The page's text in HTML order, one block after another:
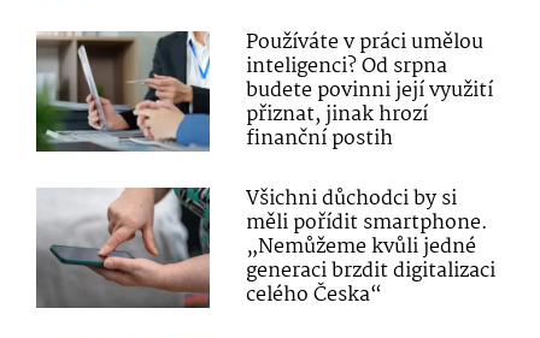
Používáte v práci umělou
inteligenci? Od srpna
budete povinni její využití
přiznat, jinak hrozí
finanční postih
Všichni důchodci by si
měli pořídit smartphone.
„Nemůžeme kvůli jedné
generaci brzdit digitalizaci
celého Česka“